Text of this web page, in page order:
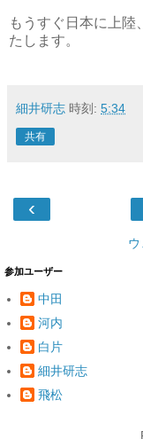
もうすぐ日本に上陸
たします。
細井研志 時刻: 5:34
共有
‹
参加ユーザー
中田
河内
白片
細井研志
飛松